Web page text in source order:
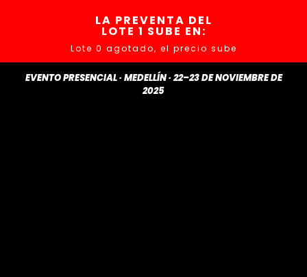
LA PREVENTA DEL
LOTE 1 SUBE EN:
Lote 0 agotado, el precio sube
EVENTO PRESENCIAL · MEDELLÍN · 22–23 DE NOVIEMBRE DE
2025